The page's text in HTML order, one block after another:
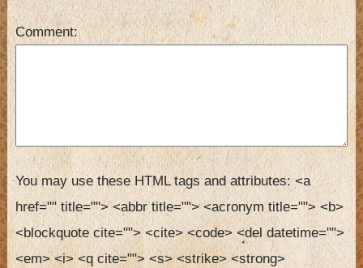
Comment
You may use these HTML tags and attributes:<a
href="" title=""> <abbr title=""> <acronym title=""> <b>
<blockquote cite=""> <cite> <code> <del datetime="">
<em> <i> <q cite=""> <s> <strike> <strong>